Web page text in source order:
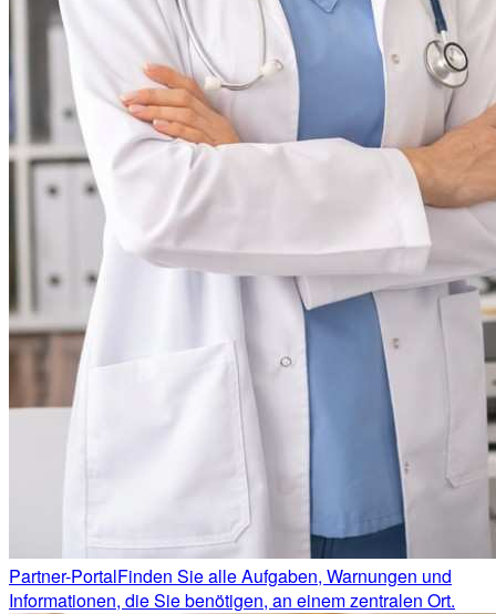
Partner-PortalFinden Sie alle Aufgaben, Warnungen und
Informationen, die Sie benötigen, an einem zentralen Ort.